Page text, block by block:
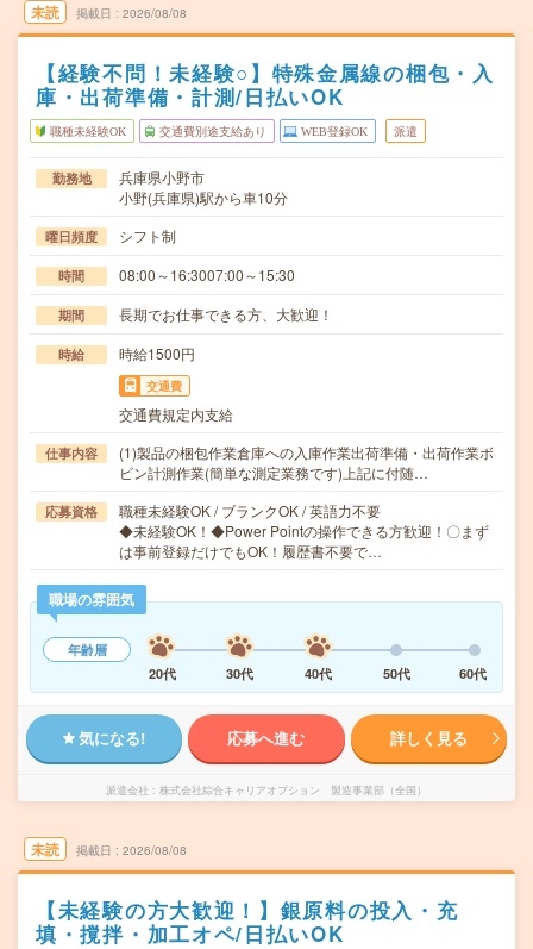
未読 掲載日 2026/08/08
【経験不問！未経験○】特殊金属線の梱包・入
庫・出荷準備・計測/日払いOK
職種未経験OK 交通費別途支給あり WEB登録OK 派遣
勤務地
兵庫県小野市
小野(兵庫県)駅から車10分
曜日頻度 シフト制
時間 08:00～16:3007:00～15:30
期間 長期でお仕事できる方、大歓迎！
時給 時給1500円
交通費
交通費規定内支給
仕事内容
(1)製品の梱包作業倉庫への入庫作業出荷準備・出荷作業ボ
ビン計測作業(簡単な測定業務です)上記に付随…
応募資格
職種未経験OK / ブランクOK / 英語力不要
◆未経験OK！◆Power Pointの操作できる方歓迎！〇まず
は事前登録だけでもOK！履歴書不要で…
職場の雰囲気
年齢層
20代
30代 40代 50代 60代
気になる! 応募へ進む 詳しく見る
派遣会社 株式会社綜合キャリアオプション 製造事業部（全国）
未読 掲載日 2026/08/08
【未経験の方大歓迎！】銀原料の投入・充
填・撹拌・加工オペ/日払いOK